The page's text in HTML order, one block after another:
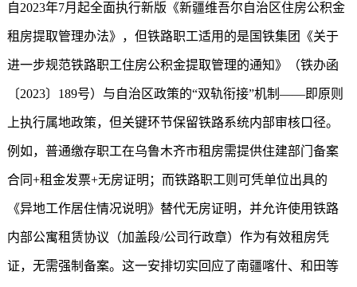
自2023年7月起全面执行新版《新疆维吾尔自治区住房公积金
租房提取管理办法》，但铁路职工适用的是国铁集团《关于
进一步规范铁路职工住房公积金提取管理的通知》（铁办函
〔2023〕189号）与自治区政策的“双轨衔接”机制——即原则
上执行属地政策，但关键环节保留铁路系统内部审核口径。
例如，普通缴存职工在乌鲁木齐市租房需提供住建部门备案
合同+租金发票+无房证明；而铁路职工则可凭单位出具的
《异地工作居住情况说明》替代无房证明，并允许使用铁路
内部公寓租赁协议（加盖段/公司行政章）作为有效租房凭
证，无需强制备案。这一安排切实回应了南疆喀什、和田等